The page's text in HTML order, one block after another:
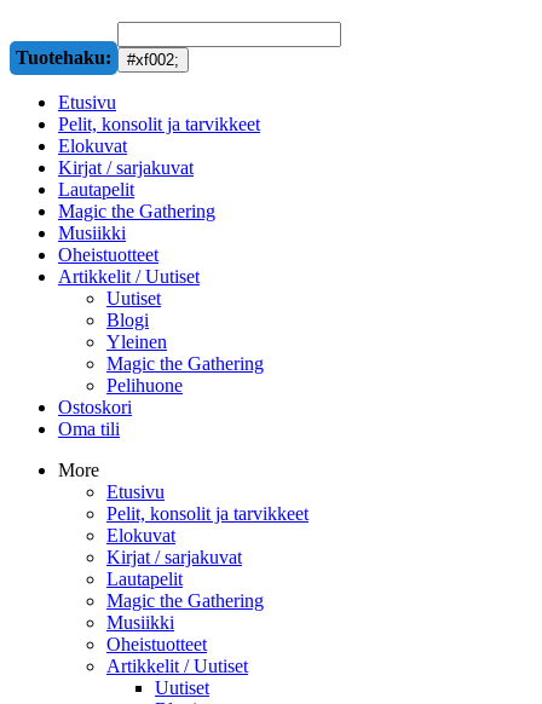
Tuotehaku:
Etusivu
Pelit, konsolit ja tarvikkeet
Elokuvat
Kirjat / sarjakuvat
Lautapelit
Magic the Gathering
Musiikki
Oheistuotteet
Artikkelit / Uutiset
Uutiset
Blogi
Yleinen
Magic the Gathering
Pelihuone
Ostoskori
Oma tili
More
Etusivu
Pelit, konsolit ja tarvikkeet
Elokuvat
Kirjat / sarjakuvat
Lautapelit
Magic the Gathering
Musiikki
Oheistuotteet
Artikkelit / Uutiset
Uutiset